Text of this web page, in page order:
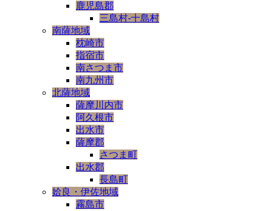
鹿児島郡
三島村-十島村
南薩地域
枕崎市
指宿市
南さつま市
南九州市
北薩地域
薩摩川内市
阿久根市
出水市
薩摩郡
さつま町
出水郡
長島町
姶良・伊佐地域
霧島市